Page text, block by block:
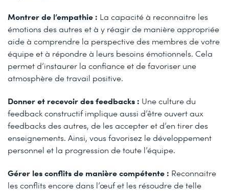
Montrer de l’empathie : La capacité à reconnaitre les
émotions des autres et à y réagir de manière appropriée
aide à comprendre la perspective des membres de votre
équipe et à répondre à leurs besoins émotionnels. Cela
permet d’instaurer la confiance et de favoriser une
atmosphère de travail positive.
Donner et recevoir des feedbacks : Une culture du
feedback constructif implique aussi d’être ouvert aux
feedbacks des autres, de les accepter et d’en tirer des
enseignements. Ainsi, vous favorisez le développement
personnel et la progression de toute l’équipe.
Gérer les conflits de manière compétente : Reconnaitre
les conflits encore dans l’œuf et les résoudre de telle